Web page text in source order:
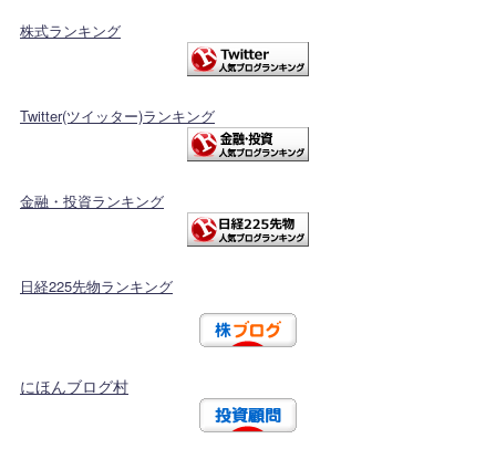
株式ランキング
Twitter(ツイッター)ランキング
金融・投資ランキング
日経225先物ランキング
にほんブログ村